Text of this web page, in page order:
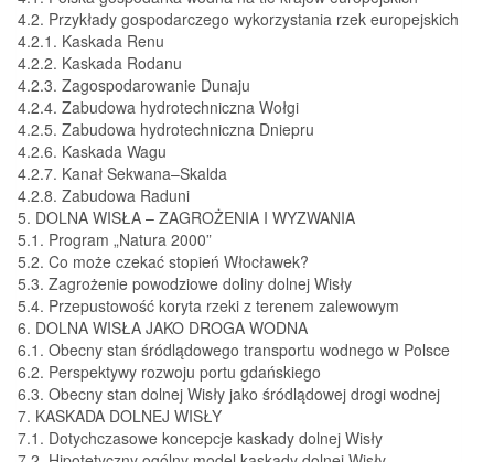
4.2. Przykłady gospodarczego wykorzystania rzek europejskich
4.2.1. Kaskada Renu
4.2.2. Kaskada Rodanu
4.2.3. Zagospodarowanie Dunaju
4.2.4. Zabudowa hydrotechniczna Wołgi
4.2.5. Zabudowa hydrotechniczna Dniepru
4.2.6. Kaskada Wagu
4.2.7. Kanał Sekwana–Skalda
4.2.8. Zabudowa Raduni
5. DOLNA WISŁA – ZAGROŻENIA I WYZWANIA
5.1. Program „Natura 2000”
5.2. Co może czekać stopień Włocławek?
5.3. Zagrożenie powodziowe doliny dolnej Wisły
5.4. Przepustowość koryta rzeki z terenem zalewowym
6. DOLNA WISŁA JAKO DROGA WODNA
6.1. Obecny stan śródlądowego transportu wodnego w Polsce
6.2. Perspektywy rozwoju portu gdańskiego
6.3. Obecny stan dolnej Wisły jako śródlądowej drogi wodnej
7. KASKADA DOLNEJ WISŁY
7.1. Dotychczasowe koncepcje kaskady dolnej Wisły